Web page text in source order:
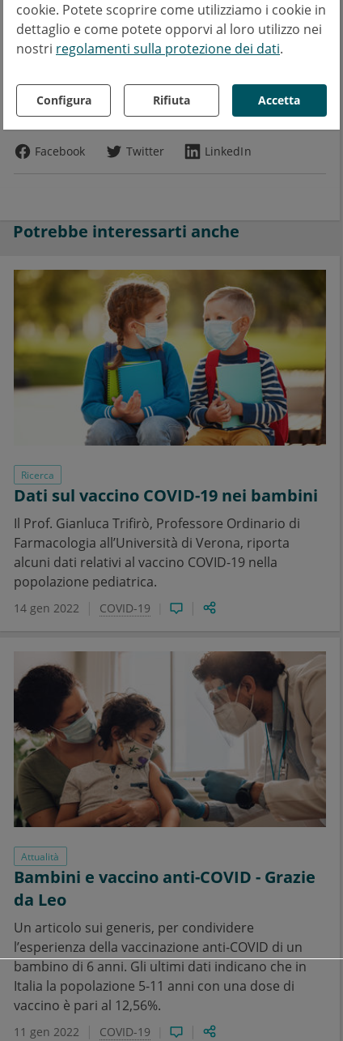
cookie. Potete scoprire come utilizziamo i cookie in
dettaglio e come potete opporvi al loro utilizzo nei
nostri regolamenti sulla protezione dei dati.
Configura Rifiuta Accetta
Testo
AC Amedeo Cutuli
Testo: esanum.it
Foto: AdobeStock
Prostock-studio
Facebook
Twitter LinkedIn
Potrebbe interessarti anche
Ricerca
Dati sul vaccino COVID-19 nei bambini
Il Prof. Gianluca Trifirò, Professore Ordinario di
Farmacologia all’Università di Verona, riporta
alcuni dati relativi al vaccino COVID-19 nella
popolazione pediatrica.
14 gen 2022 COVID-19
Attualità
Bambini e vaccino anti-COVID - Grazie
da Leo
Un articolo sui generis, per condividere
l’esperienza della vaccinazione anti-COVID di un
bambino di 6 anni. Gli ultimi dati indicano che in
Italia la popolazione 5-11 anni con una dose di
vaccino è pari al 12,56%.
11 gen 2022 COVID-19